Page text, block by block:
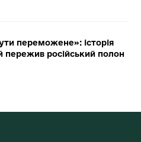
переможене»: історія
пережив російський полон